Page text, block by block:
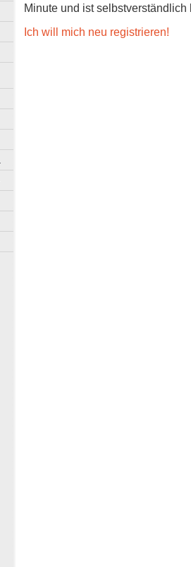
Minute und ist selbstverständlich
Ich will mich neu registrieren!